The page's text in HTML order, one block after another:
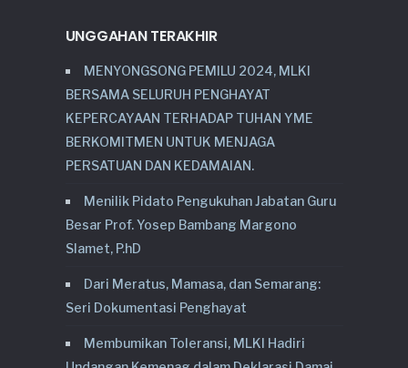
UNGGAHAN TERAKHIR
MENYONGSONG PEMILU 2024, MLKI
BERSAMA SELURUH PENGHAYAT
KEPERCAYAAN TERHADAP TUHAN YME
BERKOMITMEN UNTUK MENJAGA
PERSATUAN DAN KEDAMAIAN.
Menilik Pidato Pengukuhan Jabatan Guru
Besar Prof. Yosep Bambang Margono
Slamet, P.hD
Dari Meratus, Mamasa, dan Semarang:
Seri Dokumentasi Penghayat
Membumikan Toleransi, MLKI Hadiri